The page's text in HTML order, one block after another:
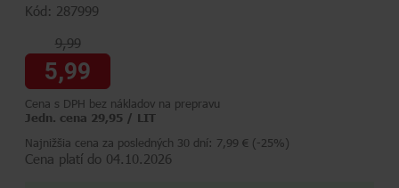
Kód: 287999
9,99
5,99
Cena s DPH bez nákladov na prepravu
Jedn. cena 29,95 / LIT
Najnižšia cena za posledných 30 dní: 7,99 € (-25%)
Cena platí do 04.10.2026